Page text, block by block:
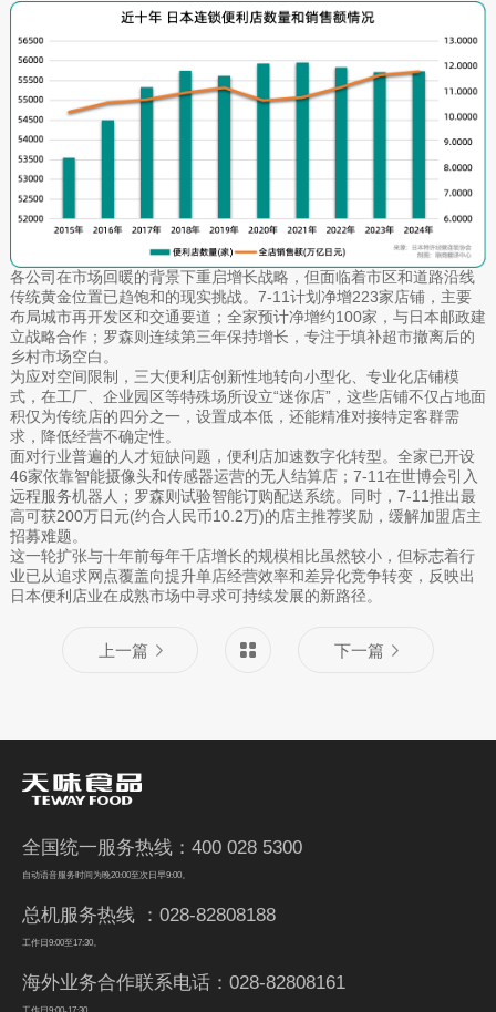
各公司在市场回暖的背景下重启增长战略，但面临着市区和道路沿线
传统黄金位置已趋饱和的现实挑战。7-11计划净增223家店铺，主要
布局城市再开发区和交通要道；全家预计净增约100家，与日本邮政建
立战略合作；罗森则连续第三年保持增长，专注于填补超市撤离后的
乡村市场空白。
为应对空间限制，三大便利店创新性地转向小型化、专业化店铺模
式，在工厂、企业园区等特殊场所设立“迷你店”，这些店铺不仅占地面
积仅为传统店的四分之一，设置成本低，还能精准对接特定客群需
求，降低经营不确定性。
面对行业普遍的人才短缺问题，便利店加速数字化转型。全家已开设
46家依靠智能摄像头和传感器运营的无人结算店；7-11在世博会引入
远程服务机器人；罗森则试验智能订购配送系统。同时，7-11推出最
高可获200万日元(约合人民币10.2万)的店主推荐奖励，缓解加盟店主
招募难题。
这一轮扩张与十年前每年千店增长的规模相比虽然较小，但标志着行
业已从追求网点覆盖向提升单店经营效率和差异化竞争转变，反映出
日本便利店业在成熟市场中寻求可持续发展的新路径。
上一篇 下一篇
全国统一服务热线：400 028 5300
自动语音服务时间为晚20:00至次日早9:00。
总机服务热线 ：028-82808188
工作日9:00至17:30。
海外业务合作联系电话：028-82808161